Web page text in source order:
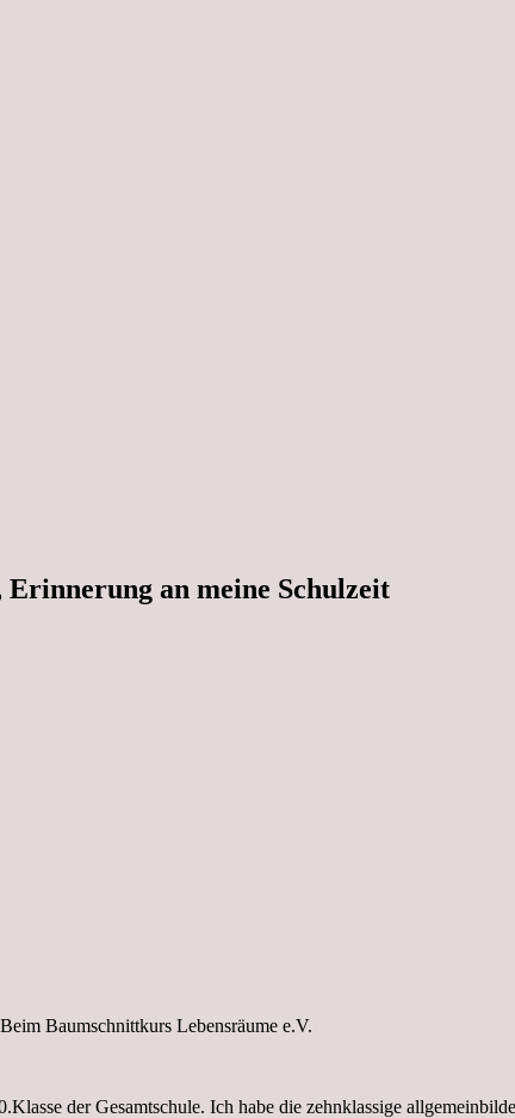
an meine Schulzeit
Beim Baumschnittkurs Lebensräume e.V.
der Gesamtschule. Ich habe die zehnklassige